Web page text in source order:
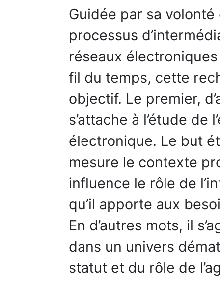
Guidée par sa
processus
réseaux
fil du temps, cette
objectif. Le premier,
s’attache à l’étude de
électronique. Le but
mesure le contexte
influence le rôle de
qu’il apporte aux
En d’autres mots, il
dans un univers
statut et du rôle de